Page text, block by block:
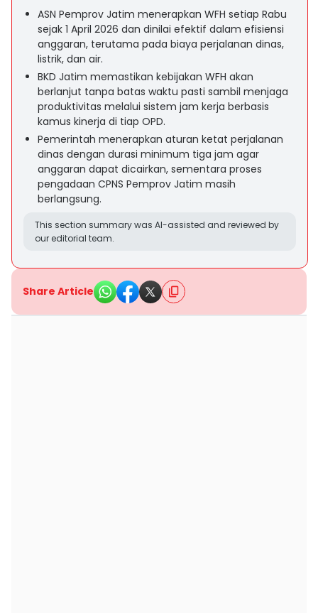
ASN Pemprov Jatim menerapkan WFH setiap Rabu
sejak 1 April 2026 dan dinilai efektif dalam efisiensi
anggaran, terutama pada biaya perjalanan dinas,
listrik, dan air.
BKD Jatim memastikan kebijakan WFH akan
berlanjut tanpa batas waktu pasti sambil menjaga
produktivitas melalui sistem jam kerja berbasis
kamus kinerja di tiap OPD.
Pemerintah menerapkan aturan ketat perjalanan
dinas dengan durasi minimum tiga jam agar
anggaran dapat dicairkan, sementara proses
pengadaan CPNS Pemprov Jatim masih
berlangsung.
This section summary was AI-assisted and reviewed by
our editorial team.
Share Article